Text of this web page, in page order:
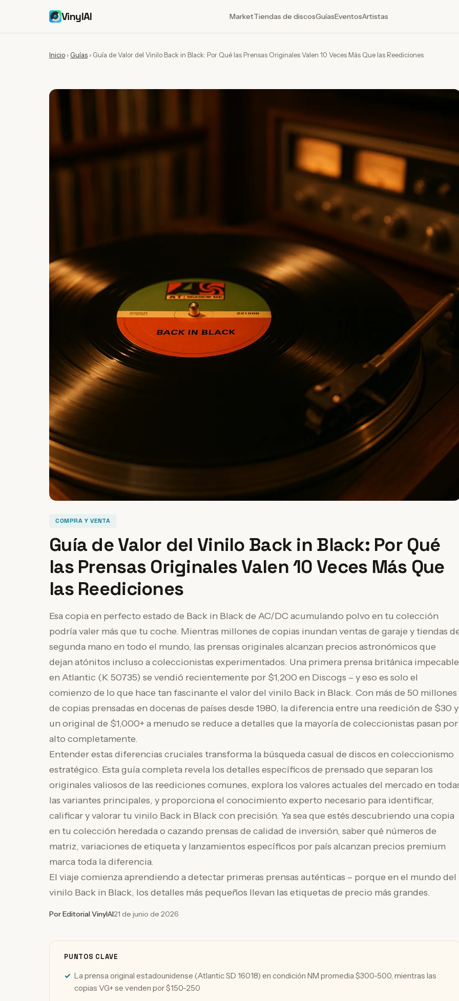
VinylAI MarketTiendas de discosGuíasEventosArtistas
Inicio › Guías › Guía de Valor del Vinilo Back in Black: Por Qué las Prensas Originales Valen 10 Veces Más Que las Reediciones
COMPRA Y VENTA
Guía de Valor del Vinilo Back in Black: Por Qué
las Prensas Originales Valen 10 Veces Más Que
las Reediciones
Esa copia en perfecto estado de Back in Black de AC/DC acumulando polvo en tu colección
podría valer más que tu coche. Mientras millones de copias inundan ventas de garaje y tiendas
segunda mano en todo el mundo, las prensas originales alcanzan precios astronómicos que
dejan atónitos incluso a coleccionistas experimentados. Una primera prensa británica impecable
en Atlantic (K 50735) se vendió recientemente por $1,200 en Discogs – y eso es solo el
comienzo de lo que hace tan fascinante el valor del vinilo Back in Black. Con más de 50 millones
de copias prensadas en docenas de países desde 1980, la diferencia entre una reedición de $30 y
un original de $1,000+ a menudo se reduce a detalles que la mayoría de coleccionistas pasan por
alto completamente.
Entender estas diferencias cruciales transforma la búsqueda casual de discos en coleccionismo
estratégico. Esta guía completa revela los detalles específicos de prensado que separan los
originales valiosos de las reediciones comunes, explora los valores actuales del mercado en
las variantes principales, y proporciona el conocimiento experto necesario para identificar,
calificar y valorar tu vinilo Back in Black con precisión. Ya sea que estés descubriendo una copia
en tu colección heredada o cazando prensas de calidad de inversión, saber qué números de
matriz, variaciones de etiqueta y lanzamientos específicos por país alcanzan precios premium
marca toda la diferencia.
El viaje comienza aprendiendo a detectar primeras prensas auténticas – porque en el mundo del
vinilo Back in Black, los detalles más pequeños llevan las etiquetas de precio más grandes.
Por Editorial VinylAI21 de junio de 2026
PUNTOS CLAVE
La prensa original estadounidense (Atlantic SD 16018) en condición NM promedia $300-500, mientras las
copias VG+ se venden por $150-250